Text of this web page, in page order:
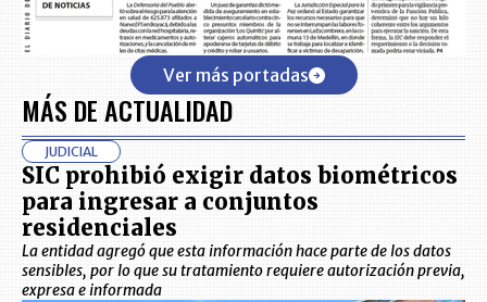
Ver más portadas
MÁS DE ACTUALIDAD
JUDICIAL
SIC prohibió exigir datos biométricos
para ingresar a conjuntos
residenciales
La entidad agregó que esta información hace parte de los datos
sensibles, por lo que su tratamiento requiere autorización previa,
expresa e informada